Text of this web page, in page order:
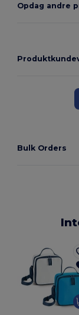
Opdag andre
Bulk Orders